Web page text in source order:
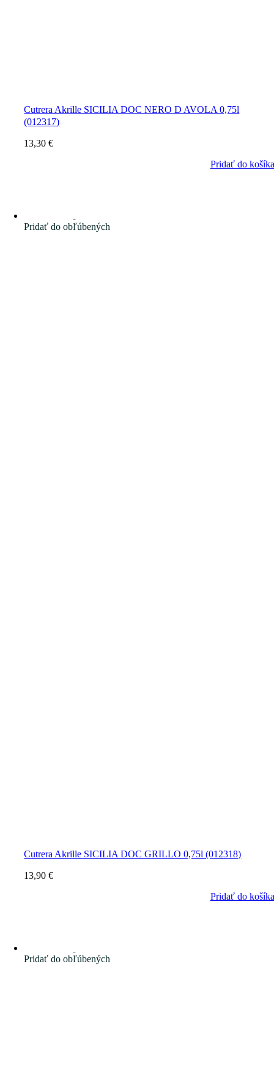
Cutrera Akrille SICILIA DOC NERO D AVOLA 0,75l
(012317)
13,30€
Pridať do košíka
Pridať do obľúbených
Cutrera Akrille SICILIA DOC GRILLO 0,75l (012318)
13,90€
Pridať do košíka
Pridať do obľúbených